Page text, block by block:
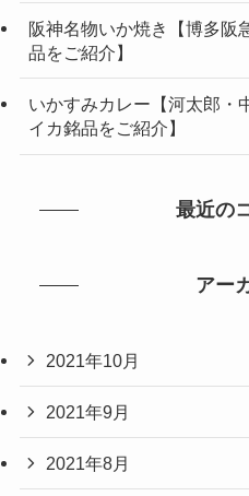
阪神名物いか焼き【博多阪
品をご紹介】
いかすみカレー【河太郎・
イカ銘品をご紹介】
最近の
アー
2021年10月
2021年9月
2021年8月